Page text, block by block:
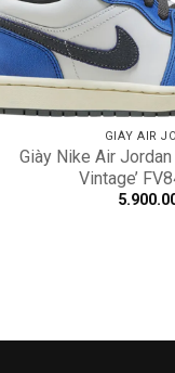
GIÀY AIR
Giày Nike Air
Vintage’